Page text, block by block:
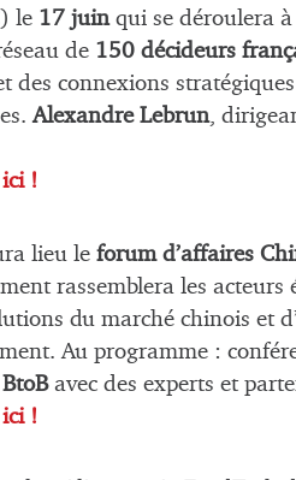
le 17 juinqui se déroulera à
de 150 décideurs
des connexions
Alexandre Lebrun,
ici !
lieu le forum d’affaires
rassemblera les acteurs
du marché chinois et
Au programme :
avec des experts et
ici !